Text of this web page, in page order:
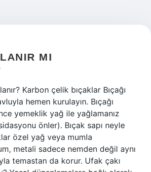
MI
Karbon çelik bıçaklar Bıçağı
hemen kurulayın. Bıçağı
yemeklik yağ ile yağlamanız
önler). Bıçak sapı neyle
özel yağ veya mumla
metali sadece nemden değil aynı
temastan da korur. Ufak çakı